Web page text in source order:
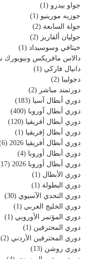
جواو بيدرو (1)
جوزيه مورينيو (1)
جولة السابعة (2)
جوليان ألفاريز (2)
خيتافي وسوسيداد (1)
دالاس مافريكس ونيويورك
دانيال فاركي (1)
دجوليبا (2)
دورتمند مباشر (2)
دوري أبطال آسيا (183)
دوري أبطال آوروبا (400)
دوري أبطال أفريقيا (120)
دوري أبطال إفريقيا (1)
دوري أبطال أفريقيا 2026
(6)
دوري أبطال أوروبا (4)
دوري أبطال أوروبا 2026
(17)
دوري الأبطال (1)
دوري البطولة (1)
دوري التحدي الآسيوي (30)
دوري الخليج العربي (1)
دوري المؤتمر الأوروبي (1)
دوري المحترفين (1)
دوري المحترفين الأردني (2)
دوري روشن (13)